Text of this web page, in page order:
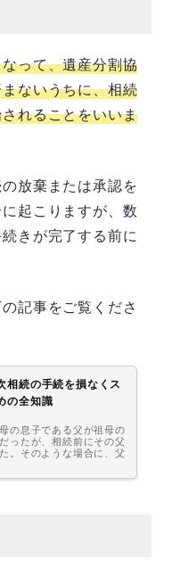
って、遺産分割協
ないうちに、相続
れることをいいま
放棄または承認を
起こりますが、数
きが完了する前に
記事をご覧くださ
相続の手続を損なくス
の全知識
の息子である父が祖母の
ったが、相続前にその父
。そのような場合に、父
か？また、祖母の遺産は